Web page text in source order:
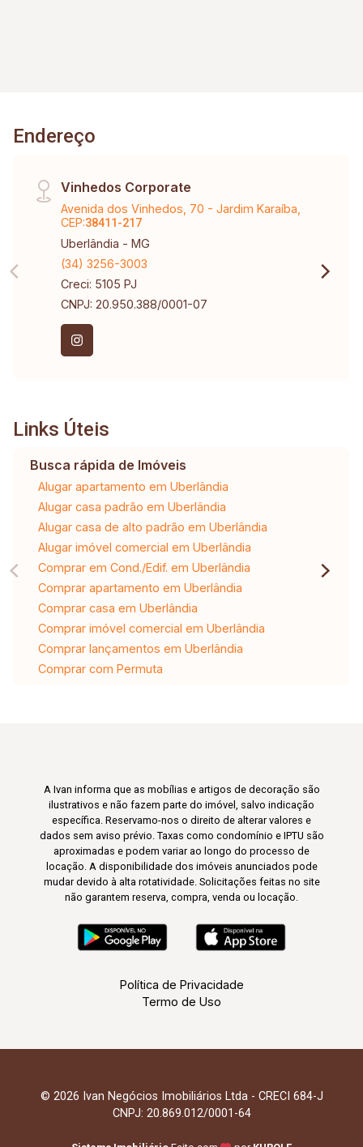
Endereço
Vinhedos Corporate
Avenida dos Vinhedos, 70 - Jardim Karaíba,
CEP:38411-217
Uberlândia - MG
(34) 3256-3003
Creci: 5105 PJ
CNPJ: 20.950.388/0001-07
Links Úteis
Busca rápida de Imóveis
Alugar apartamento em Uberlândia
Alugar casa padrão em Uberlândia
Alugar casa de alto padrão em Uberlândia
Alugar imóvel comercial em Uberlândia
Comprar em Cond./Edif. em Uberlândia
Comprar apartamento em Uberlândia
Comprar casa em Uberlândia
Comprar imóvel comercial em Uberlândia
Comprar lançamentos em Uberlândia
Comprar com Permuta
A Ivan informa que as mobílias e artigos de decoração são
ilustrativos e não fazem parte do imóvel, salvo indicação
específica. Reservamo-nos o direito de alterar valores e
dados sem aviso prévio. Taxas como condomínio e IPTU são
aproximadas e podem variar ao longo do processo de
locação. A disponibilidade dos imóveis anunciados pode
mudar devido à alta rotatividade. Solicitações feitas no site
não garantem reserva, compra, venda ou locação.
Política de Privacidade
Termo de Uso
© 2026 Ivan Negócios Imobiliários Ltda - CRECI 684-J
CNPJ: 20.869.012/0001-64